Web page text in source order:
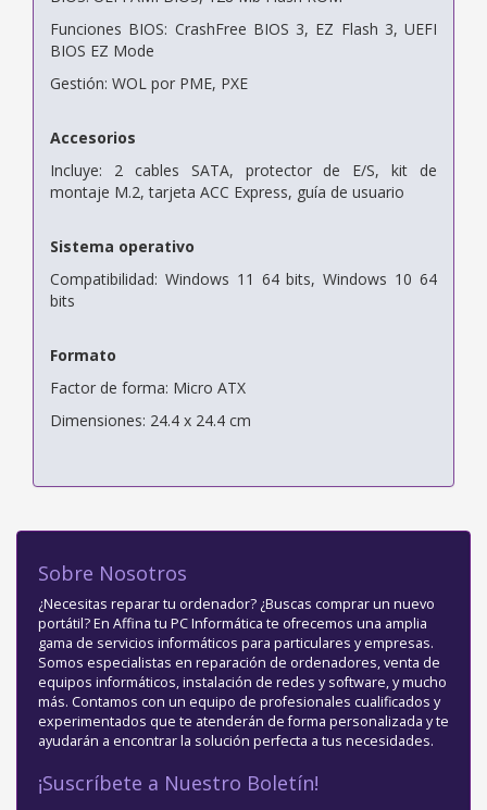
Funciones BIOS: CrashFree BIOS 3, EZ Flash 3, UEFI
BIOS EZ Mode
Gestión: WOL por PME, PXE
Accesorios
Incluye: 2 cables SATA, protector de E/S, kit de
montaje M.2, tarjeta ACC Express, guía de usuario
Sistema operativo
Compatibilidad: Windows 11 64 bits, Windows 10 64
bits
Formato
Factor de forma: Micro ATX
Dimensiones: 24.4 x 24.4 cm
Sobre Nosotros
¿Necesitas reparar tu ordenador? ¿Buscas comprar un nuevo
portátil? En Affina tu PC Informática te ofrecemos una amplia
gama de servicios informáticos para particulares y empresas.
Somos especialistas en reparación de ordenadores, venta de
equipos informáticos, instalación de redes y software, y mucho
más. Contamos con un equipo de profesionales cualificados y
experimentados que te atenderán de forma personalizada y te
ayudarán a encontrar la solución perfecta a tus necesidades.
¡Suscríbete a Nuestro Boletín!